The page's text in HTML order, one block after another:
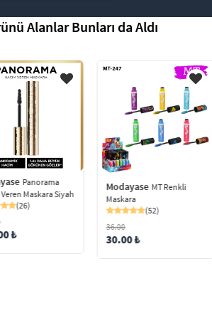
Alanlar Bunları da Aldı
Panorama
Maskara Siyah
(26)
₺
Modayase MT Renkli
Maskara
(52)
36.00
30.00 ₺